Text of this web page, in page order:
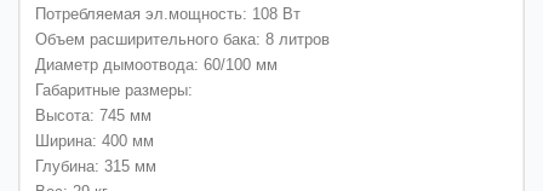
Потребляемая эл.мощность: 108 Вт
Объем расширительного бака: 8 литров
Диаметр дымоотвода: 60/100 мм
Габаритные размеры:
Высота: 745 мм
Ширина: 400 мм
Глубина: 315 мм